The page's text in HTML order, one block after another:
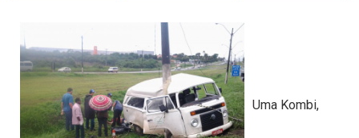
Uma Kombi,